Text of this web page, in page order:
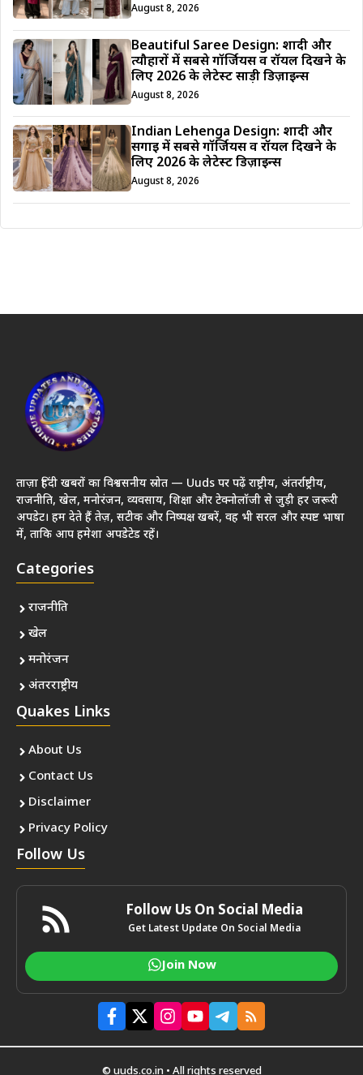
August 8, 2026
Beautiful Saree Design: शादी और
त्यौहारों में सबसे गॉर्जियस व रॉयल दिखने के
लिए 2026 के लेटेस्ट साड़ी डिज़ाइन्स
August 8, 2026
Indian Lehenga Design: शादी और
सगाई में सबसे गॉर्जियस व रॉयल दिखने के
लिए 2026 के लेटेस्ट डिज़ाइन्स
August 8, 2026
ताज़ा हिंदी खबरों का विश्वसनीय स्रोत — Uuds पर पढ़ें राष्ट्रीय, अंतर्राष्ट्रीय,
राजनीति, खेल, मनोरंजन, व्यवसाय, शिक्षा और टेक्नोलॉजी से जुड़ी हर जरूरी
अपडेट। हम देते हैं तेज़, सटीक और निष्पक्ष खबरें, वह भी सरल और स्पष्ट भाषा
में, ताकि आप हमेशा अपडेटेड रहें।
Categories
राजनीति
खेल
मनोरंजन
अंतरराष्ट्रीय
Quakes Links
About Us
Contact Us
Disclaimer
Privacy Policy
Follow Us
Follow Us On Social Media
Get Latest Update On Social Media
Join Now
© uuds.co.in • All rights reserved